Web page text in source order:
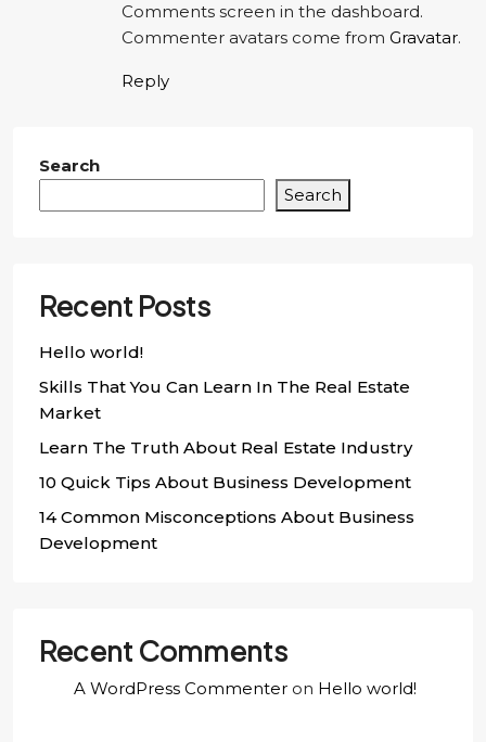
Comments screen in the dashboard.
Commenter avatars come from Gravatar.
Reply
Search
Search
Recent Posts
Hello world!
Skills That You Can Learn In The Real Estate
Market
Learn The Truth About Real Estate Industry
10 Quick Tips About Business Development
14 Common Misconceptions About Business
Development
Recent Comments
A WordPress Commenter on Hello world!